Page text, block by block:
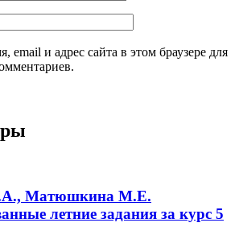
email и адрес сайта в этом браузере для
Матюшкина М.Е.
летние задания за курс 5